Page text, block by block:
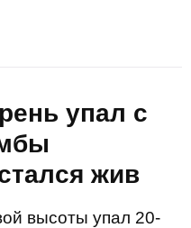
упал с
жив
высоты упал 20-